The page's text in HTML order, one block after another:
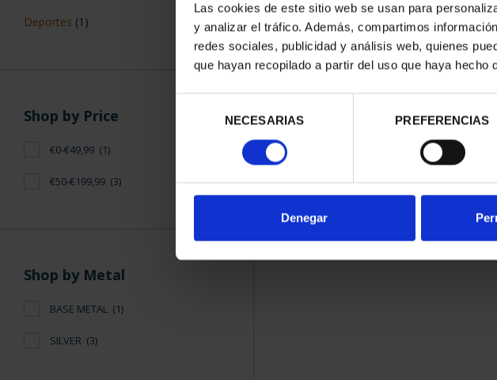
Las cookies de este sitio web se usan para
y analizar el tráfico. Además, compartimos
redes sociales, publicidad y análisis web, quienes
que hayan recopilado a partir del uso que haya hecho
consentimiento
NECESARIAS PREFERENCIAS
Denegar
Deportes (1)
Shop by Price
€0-€49,99 (1)
€50-€199,99 (3)
Shop by Metal
BASE METAL (1)
SILVER (3)
2 EURO PROOF SALAMANCA
2025
€25.00
SORT BY: